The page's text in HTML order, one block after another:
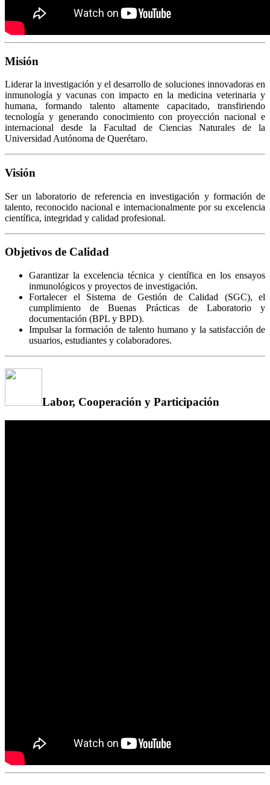
Misión
Liderar la investigación y el desarrollo de soluciones innovadoras en
inmunología y vacunas con impacto en la medicina veterinaria y
humana, formando talento altamente capacitado, transfiriendo
tecnología y generando conocimiento con proyección nacional e
internacional desde la Facultad de Ciencias Naturales de la
Universidad Autónoma de Querétaro.
Visión
Ser un laboratorio de referencia en investigación y formación de
talento, reconocido nacional e internacionalmente por su excelencia
científica, integridad y calidad profesional.
Objetivos de Calidad
Garantizar la excelencia técnica y científica en los ensayos
inmunológicos y proyectos de investigación.
Fortalecer el Sistema de Gestión de Calidad (SGC), el
cumplimiento de Buenas Prácticas de Laboratorio y
documentación (BPL y BPD).
Impulsar la formación de talento humano y la satisfacción de
usuarios, estudiantes y colaboradores.
Labor, Cooperación y Participación